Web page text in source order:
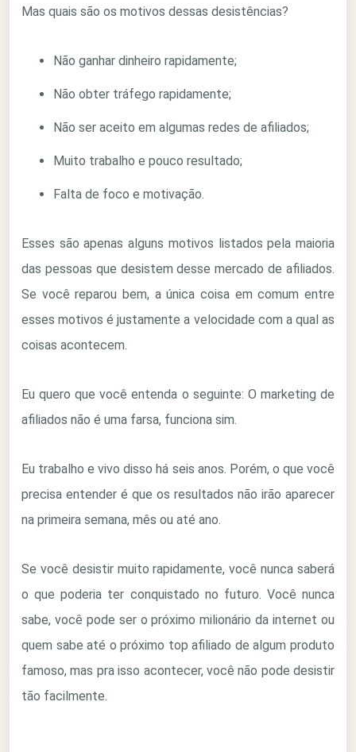
Mas quais são os motivos dessas desistências?
Não ganhar dinheiro rapidamente;
Não obter tráfego rapidamente;
Não ser aceito em algumas redes de afiliados;
Muito trabalho e pouco resultado;
Falta de foco e motivação.
Esses são apenas alguns motivos listados pela maioria
das pessoas que desistem desse mercado de afiliados.
Se você reparou bem, a única coisa em comum entre
esses motivos é justamente a velocidade com a qual as
coisas acontecem.
Eu quero que você entenda o seguinte: O marketing de
afiliados não é uma farsa, funciona sim.
Eu trabalho e vivo disso há seis anos. Porém, o que você
precisa entender é que os resultados não irão aparecer
na primeira semana, mês ou até ano.
Se você desistir muito rapidamente, você nunca saberá
o que poderia ter conquistado no futuro. Você nunca
sabe, você pode ser o próximo milionário da internet ou
quem sabe até o próximo top afiliado de algum produto
famoso, mas pra isso acontecer, você não pode desistir
tão facilmente.